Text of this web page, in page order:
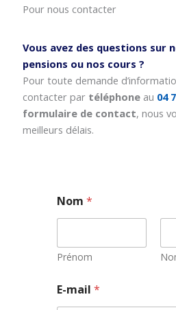
Pour nous contacter
Vous avez des questions sur
pensions ou nos cours ?
Pour toute demande
contacter par téléphoneau 04
formulaire de contact, nous
meilleurs délais.
Nom*
Prénom
-
m
E-mail*